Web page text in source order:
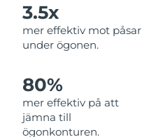
3.5x
mer effektiv mot påsar
under ögonen.
80%
mer effektiv på att
jämna till
ögonkonturen.
Nederländerna
Nya Zeeland
Norge
Oman